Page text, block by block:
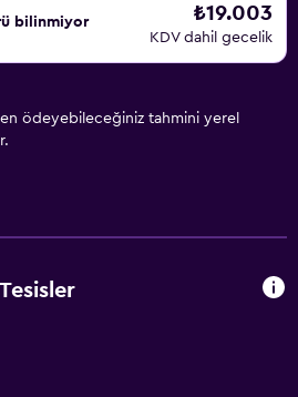
bilinmiyor ₺19.003
KDV dahil gecelik
ödeyebileceğiniz tahmini yerel